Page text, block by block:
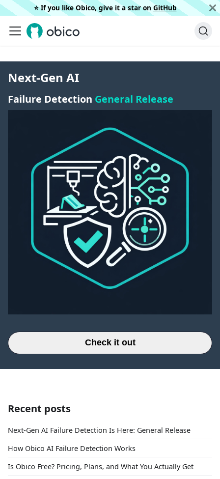
⭐️ If you like Obico, give it a star on GitHub
Next-Gen AI
Failure Detection General Release
Check it out
Recent posts
Next-Gen AI Failure Detection Is Here: General Release
How Obico AI Failure Detection Works
Is Obico Free? Pricing, Plans, and What You Actually Get